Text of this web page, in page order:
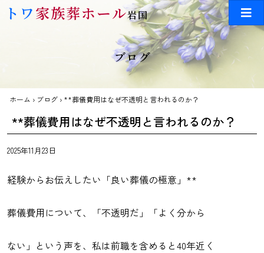
Skip to main content
トワ家族葬ホール岩国
ブログ
ホーム › ブログ › **葬儀費用はなぜ不透明と言われるのか？
**葬儀費用はなぜ不透明と言われるのか？
2025年11月23日
経験からお伝えしたい「良い葬儀の極意」**
葬儀費用について、「不透明だ」「よく分から
ない」という声を、私は前職を含めると40年近く